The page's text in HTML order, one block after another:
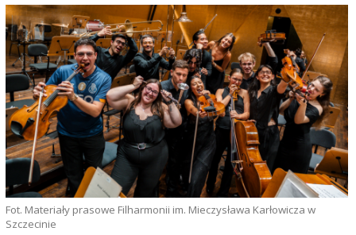
Fot. Materiały prasowe Filharmonii im. Mieczysława Karłowicza w
Szczecinie